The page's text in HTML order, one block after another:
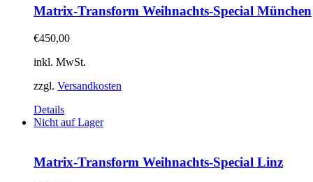
Matrix-Transform Weihnachts-Special München
€450,00
inkl. MwSt.
zzgl. Versandkosten
Details
Nicht auf Lager
Matrix-Transform Weihnachts-Special Linz